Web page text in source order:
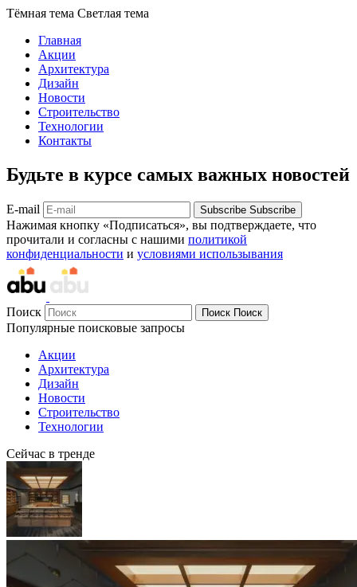
Тёмная тема Светлая тема
Главная
Акции
Архитектура
Дизайн
Новости
Строительство
Технологии
Контакты
Будьте в курсе самых важных новостей
E-mail Subscribe Subscribe
Нажимая кнопку «Подписаться», вы подтверждаете, что
прочитали и согласны с нашими политикой
конфиденциальности и условиями использывания
Поиск Поиск Поиск
Популярные поисковые запросы
Акции
Архитектура
Дизайн
Новости
Строительство
Технологии
Сейчас в тренде